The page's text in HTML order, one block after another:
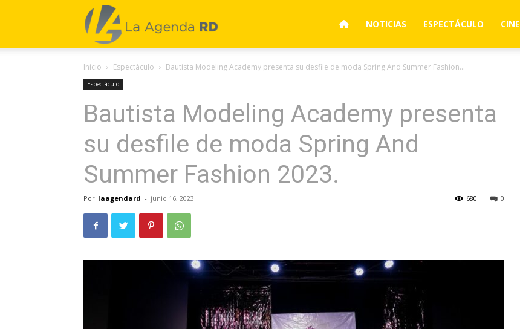
La
Agenda
RD
NOTICIAS ESPECTÁCULO CINE
Inicio Espectáculo Bautista Modeling Academy presenta su desfile de moda Spring And Summer Fashion...
Espectáculo
Bautista Modeling Academy presenta
su desfile de moda Spring And
Summer Fashion 2023.
Por laagendard - junio 16, 2023 0
680